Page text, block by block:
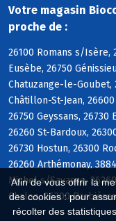
Afin de vous offrir la
des cookies : pour
récolter des
Votre magasin
proche de :
26100 Romans s/Isère,
Eusèbe, 26750
Chatuzange-le-Goubet,
Châtillon-St-Jean,
26750 Geyssans, 26730
26260 St-Bardoux,
26730 Hostun, 26300
26260 Arthémonay,
Michel s/Savasse,
Chalon, 26300 Barbières